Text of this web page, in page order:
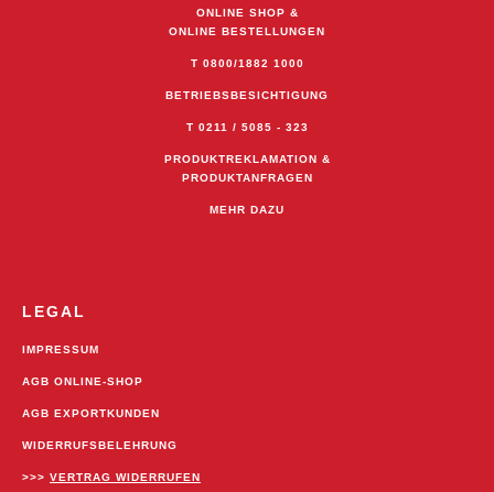
ONLINE SHOP &
ONLINE BESTELLUNGEN
T 0800/1882 1000
BETRIEBSBESICHTIGUNG
T 0211 / 5085 - 323
PRODUKTREKLAMATION &
PRODUKTANFRAGEN
MEHR DAZU
LEGAL
IMPRESSUM
AGB ONLINE-SHOP
AGB EXPORTKUNDEN
WIDERRUFSBELEHRUNG
>>> VERTRAG WIDERRUFEN